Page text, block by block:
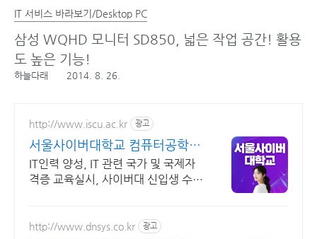
IT 서비스 바라보기/Desktop PC
삼성 WQHD 모니터 SD850, 넓은 작업 공간! 활용
도 높은 기능!
하늘다래 2014. 8. 26.
http://www.iscu.ac.kr 광고
서울사이버대학교 컴퓨터공학과
2026 가을학기 신편입생
IT인력 양성, IT 관련 국가 및 국제자
격증 교육실시, 사이버대 신입생 수 1
http://www.dnsys.co.kr 광고